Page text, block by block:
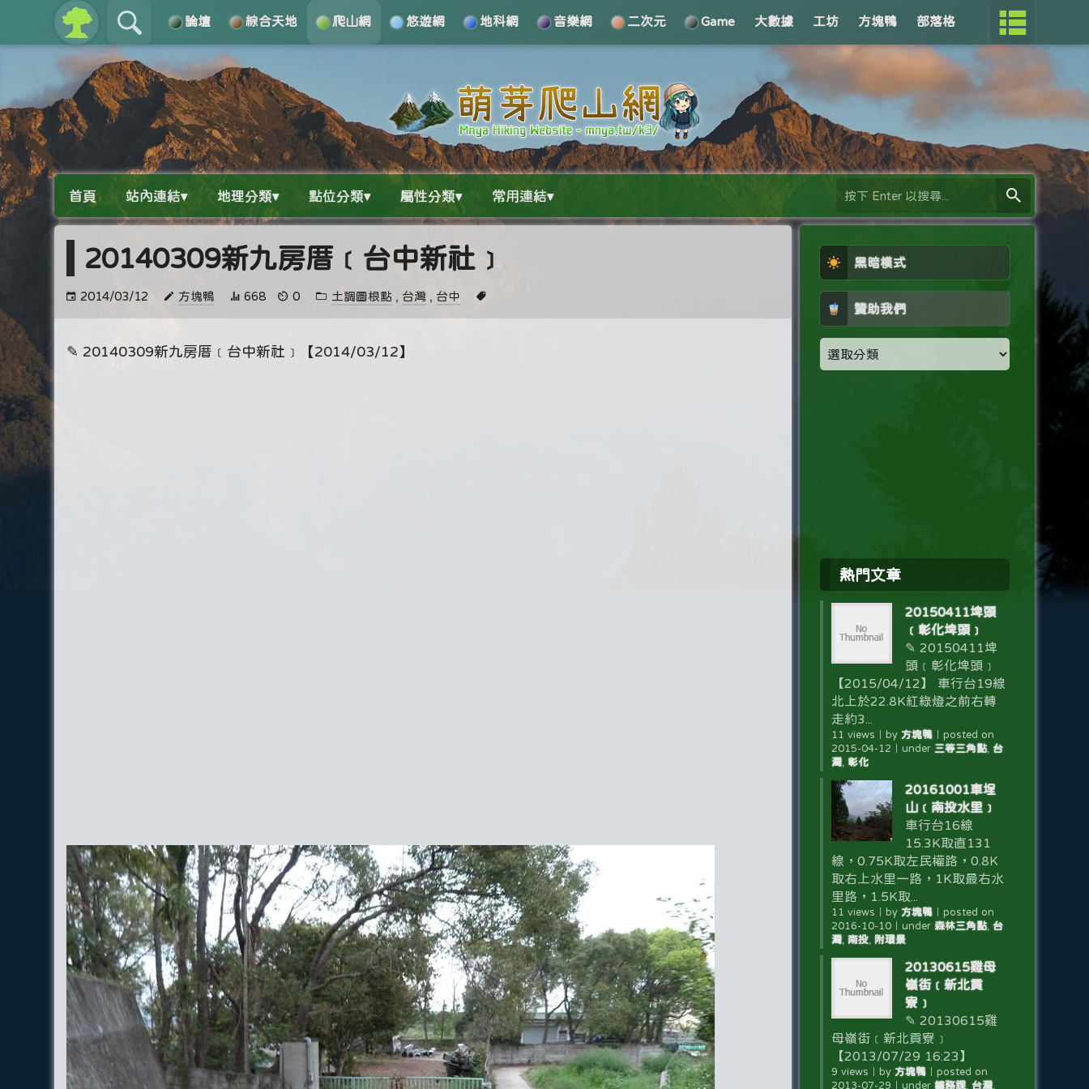
論壇 綜合天地 爬山網 悠遊網 地科網 音樂網 二次元 Game 大數據 工坊 方塊鴨 部落格
關於 導覽
首頁 站內連結▾ 地理分類▾ 點位分類▾ 屬性分類▾ 常用連結▾
20140309新九房厝﹝台中新社﹞
2014/03/12 方塊鴨 668 0 土調圖根點 , 台灣 , 台中
✎ 20140309新九房厝﹝台中新社﹞【2014/03/12】
黑暗模式
贊助我們
熱門文章
20150411埤頭
﹝彰化埤頭﹞
✎ 20150411埤
頭﹝彰化埤頭﹞
【2015/04/12】 車行台19線
北上於22.8K紅綠燈之前右轉
走約3...
11 views by 方塊鴨｜ posted on
2015-04-12
under 三等三角點, 台
灣, 彰化
20161001車埕
山﹝南投水里﹞
車行台16線
15.3K取直131
線，0.75K取左民權路，0.8K
取右上水里一路，1K取最右水
里路，1.5K取...
11 views by 方塊鴨｜ posted on
2016-10-10｜ under 森林三角點, 台
灣, 南投, 附環景
20130615雞母
嶺街﹝新北貢
寮﹞
✎ 20130615雞
母嶺街﹝新北貢寮﹞
【2013/07/29 16:23】
9 views by 方塊鴨｜ posted on
2013-07-29
under 鑛務課, 台灣,